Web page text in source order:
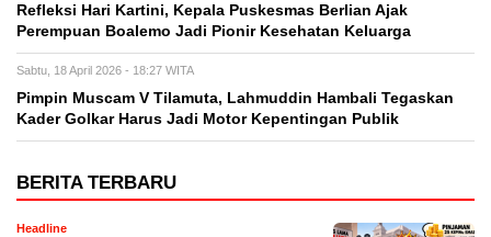
Refleksi Hari Kartini, Kepala Puskesmas Berlian Ajak
Perempuan Boalemo Jadi Pionir Kesehatan Keluarga
Sabtu, 18 April 2026 - 18:27 WITA
Pimpin Muscam V Tilamuta, Lahmuddin Hambali Tegaskan
Kader Golkar Harus Jadi Motor Kepentingan Publik
BERITA TERBARU
Headline